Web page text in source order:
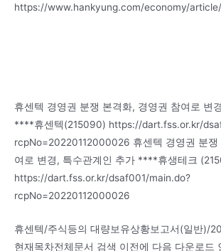
https://www.hankyung.com/economy/article/
휴센텍 경영권 분쟁 본격화, 경영권 참여로 변
****휴센텍(215090) https://dart.fss.or.kr/
rcpNo=20220112000026 휴센텍 경영권 분쟁
여로 변경, 특수관계인 추가 ****휴생테크
https://dart.fss.or.kr/dsaf001/main.do?
rcpNo=20220112000026
휴센텍/주식등의 대량보유상황보고서(일반)/
현재목차전체문서 검색 이전에 다음 다운로드